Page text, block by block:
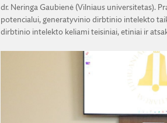
dr. Neringa Gaubienė (Vilniaus universitetas).
potencialui, generatyvinio dirbtinio intelekto
dirbtinio intelekto keliami teisiniai, etiniai ir